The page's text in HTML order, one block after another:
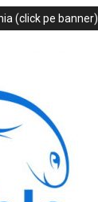
(click pe banner)